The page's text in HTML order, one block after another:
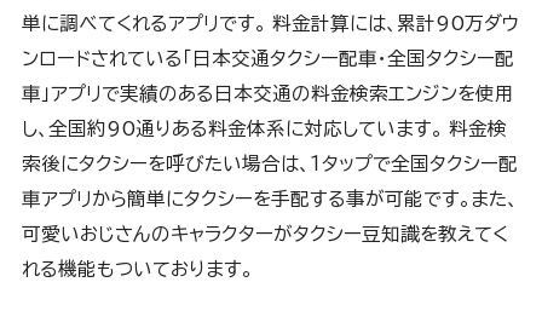
単に調べてくれるアプリです。 料金計算には、累計90万ダウ
ンロードされている「日本交通タクシー配車・全国タクシー配
車」アプリで実績のある日本交通の料金検索エンジンを使用
し、全国約90通りある料金体系に対応しています。 料金検
索後にタクシーを呼びたい場合は、１タップで全国タクシー配
車アプリから簡単にタクシーを手配する事が可能です。また、
可愛いおじさんのキャラクターがタクシー豆知識を教えてく
れる機能もついております。